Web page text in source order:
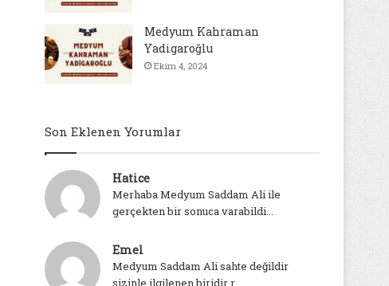
Medyum Kahraman
Yadigaroğlu
Ekim 4, 2024
Son Eklenen Yorumlar
Hatice
Merhaba Medyum Saddam Ali ile
gerçekten bir sonuca varabildi...
Emel
Medyum Saddam Ali sahte değildir
sizinle ilgilenen biridir r...